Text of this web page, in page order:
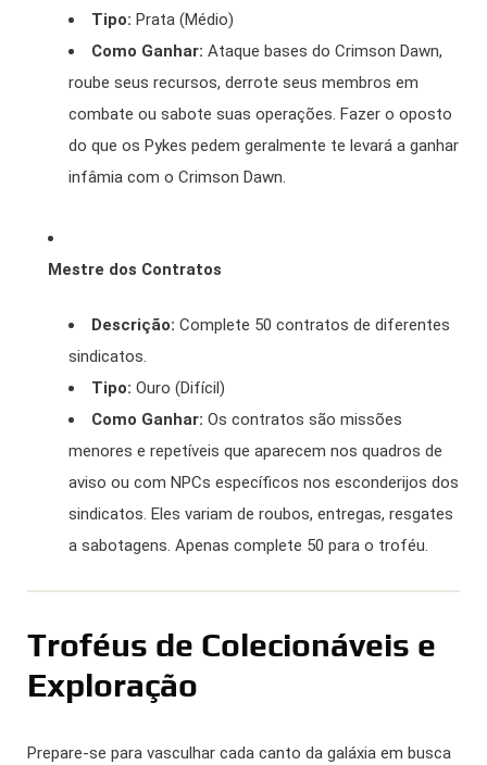
Tipo: Prata (Médio)
Como Ganhar: Ataque bases do Crimson Dawn,
roube seus recursos, derrote seus membros em
combate ou sabote suas operações. Fazer o oposto
do que os Pykes pedem geralmente te levará a ganhar
infâmia com o Crimson Dawn.
Mestre dos Contratos
Descrição: Complete 50 contratos de diferentes
sindicatos.
Tipo: Ouro (Difícil)
Como Ganhar: Os contratos são missões
menores e repetíveis que aparecem nos quadros de
aviso ou com NPCs específicos nos esconderijos dos
sindicatos. Eles variam de roubos, entregas, resgates
a sabotagens. Apenas complete 50 para o troféu.
Troféus de Colecionáveis e
Exploração
Prepare-se para vasculhar cada canto da galáxia em busca